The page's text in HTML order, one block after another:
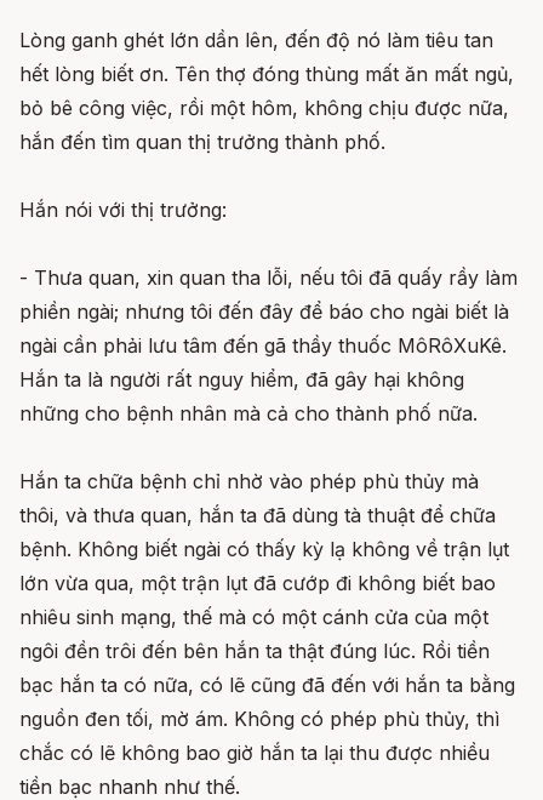
Lòng ganh ghét lớn dần lên, đến độ nó làm tiêu tan
hết lòng biết ơn. Tên thợ đóng thùng mất ăn mất ngủ,
bỏ bê công việc, rồi một hôm, không chịu được nữa,
hắn đến tìm quan thị trưởng thành phố.
Hắn nói với thị trưởng:
- Thưa quan, xin quan tha lỗi, nếu tôi đã quấy rầy làm
phiền ngài; nhưng tôi đến đây để báo cho ngài biết là
ngài cần phải lưu tâm đến gã thầy thuốc MôRôXuKê.
Hắn ta là người rất nguy hiểm, đã gây hại không
những cho bệnh nhân mà cả cho thành phố nữa.
Hắn ta chữa bệnh chỉ nhờ vào phép phù thủy mà
thôi, và thưa quan, hắn ta đã dùng tà thuật để chữa
bệnh. Không biết ngài có thấy kỳ lạ không về trận lụt
lớn vừa qua, một trận lụt đã cướp đi không biết bao
nhiêu sinh mạng, thế mà có một cánh cửa của một
ngôi đền trôi đến bên hắn ta thật đúng lúc. Rồi tiền
bạc hắn ta có nữa, có lẽ cũng đã đến với hắn ta bằng
nguồn đen tối, mờ ám. Không có phép phù thủy, thì
chắc có lẽ không bao giờ hắn ta lại thu được nhiều
tiền bạc nhanh như thế.